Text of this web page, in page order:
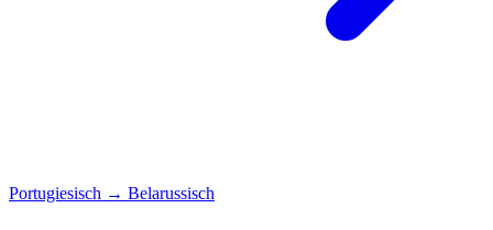
Portugiesisch → Belarussisch